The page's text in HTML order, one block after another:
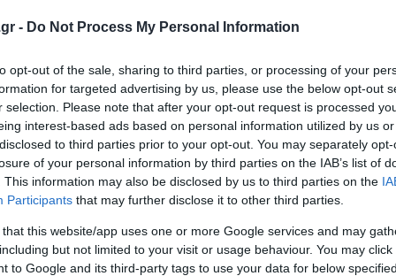
- Do Not Process My Personal Information
opt-out of the sale, sharing to third parties, or processing of your
for targeted advertising by us, please use the below opt-out
selection. Please note that after your opt-out request is processed
interest-based ads based on personal information utilized by us
to third parties prior to your opt-out. You may separately
of your personal information by third parties on the IAB’s list of
This information may also be disclosed by us to third parties on the
Participants that may further disclose it to other third parties.
that this website/app uses one or more Google services and may
but not limited to your visit or usage behaviour. You may
to Google and its third-party tags to use your data for below
April 6, 2025
μετά τις νίκες τους μπήκαν γερά στο
τις πιθανότητες δίνει ένα νέο ενδιαφέρον στο μίνι
και τις πιθανότητες για τον υποβιβασμό στη
κατηγορία μετά το διπλό επί της Λαμίας, ενώ ο